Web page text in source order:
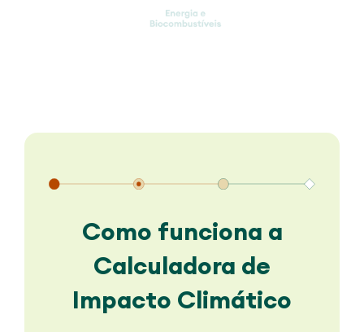
Como funciona a
Calculadora de
Impacto Climático